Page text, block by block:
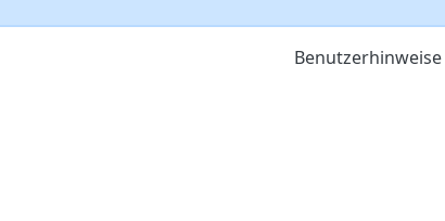
Benutzerhinweise